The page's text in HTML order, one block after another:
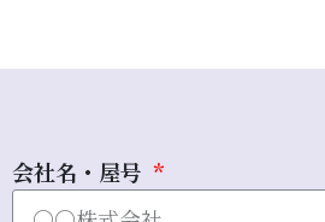
会社名・屋号